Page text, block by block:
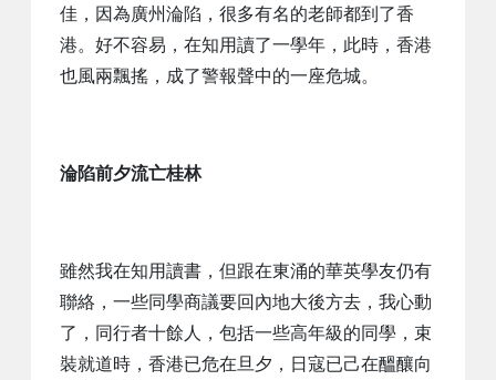
佳，因為廣州淪陷，很多有名的老師都到了香
港。好不容易，在知用讀了一學年，此時，香港
也風兩飄搖，成了警報聲中的一座危城。
淪陷前夕流亡桂林
雖然我在知用讀書，但跟在東涌的華英學友仍有
聯絡，一些同學商議要回內地大後方去，我心動
了，同行者十餘人，包括一些高年級的同學，束
裝就道時，香港已危在旦夕，日寇已己在醞釀向